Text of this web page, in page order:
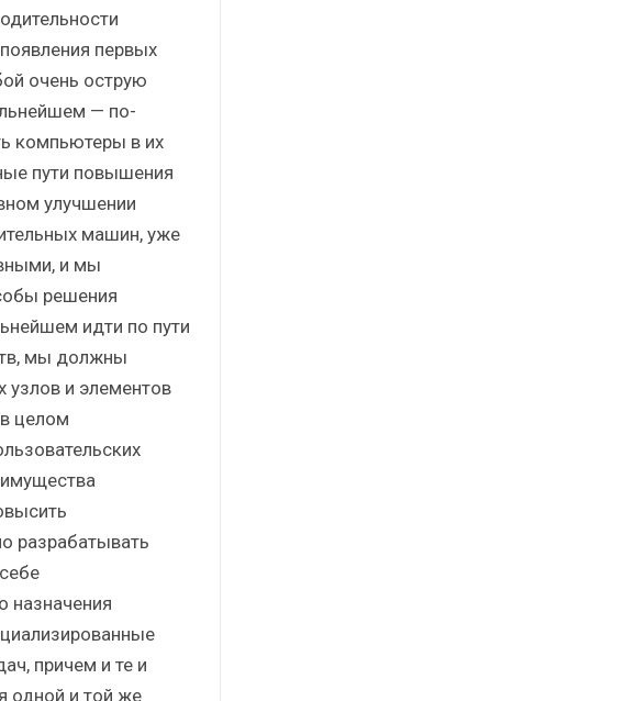
первых
очень острую
— по-
компьютеры в их
пути повышения
улучшении
машин, уже
и мы
решения
идти по пути
мы должны
узлов и элементов
целом
разрабатывать
назначения
причем и те и
одной и той же